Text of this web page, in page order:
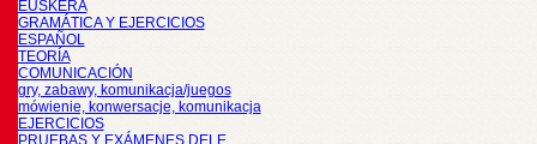
EUSKERA
GRAMÁTICA Y EJERCICIOS
ESPAÑOL
TEORÍA
COMUNICACIÓN
gry, zabawy, komunikacja/juegos
mówienie, konwersacje, komunikacja
EJERCICIOS
PRUEBAS Y EXÁMENES DELE